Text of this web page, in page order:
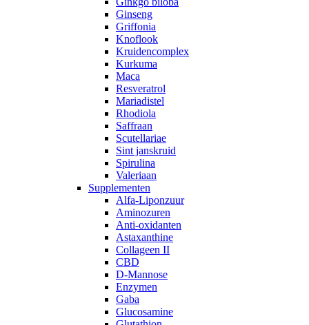
Ginseng
Griffonia
Knoflook
Kruidencomplex
Kurkuma
Maca
Resveratrol
Mariadistel
Rhodiola
Saffraan
Scutellariae
Sint janskruid
Spirulina
Valeriaan
Supplementen
Alfa-Liponzuur
Aminozuren
Anti-oxidanten
Astaxanthine
Collageen II
CBD
D-Mannose
Enzymen
Gaba
Glucosamine